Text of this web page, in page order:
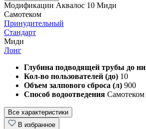
Модификации Аквалос 10 Миди
Самотеком
Принудительный
Стандарт
Миди
Лонг
Глубина подводящей трубы до
Кол-во пользователей (до) 10
Объем залпового сброса (л) 900
Способ водоотведения Самотеком
Все характеристики
В избранное